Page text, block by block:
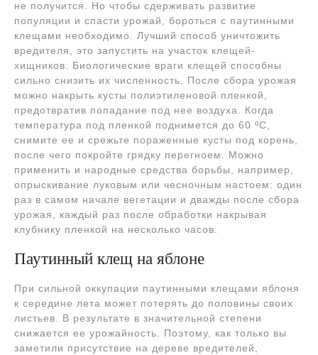
не получится. Но чтобы сдерживать развитие
популяции и спасти урожай, бороться с паутинными
клещами необходимо. Лучший способ уничтожить
вредителя, это запустить на участок клещей-
хищников. Биологические враги клещей способны
сильно снизить их численность. После сбора урожая
можно накрыть кусты полиэтиленовой пленкой,
предотвратив попадание под нее воздуха. Когда
температура под пленкой поднимется до 60 ºC,
снимите ее и срежьте пораженные кусты под корень,
после чего покройте грядку перегноем. Можно
применить и народные средства борьбы, например,
опрыскивание луковым или чесночным настоем: один
раз в самом начале вегетации и дважды после сбора
урожая, каждый раз после обработки накрывая
клубнику пленкой на несколько часов.
Паутинный клещ на яблоне
При сильной оккупации паутинными клещами яблоня
к середине лета может потерять до половины своих
листьев. В результате в значительной степени
снижается ее урожайность. Поэтому, как только вы
заметили присутствие на дереве вредителей,